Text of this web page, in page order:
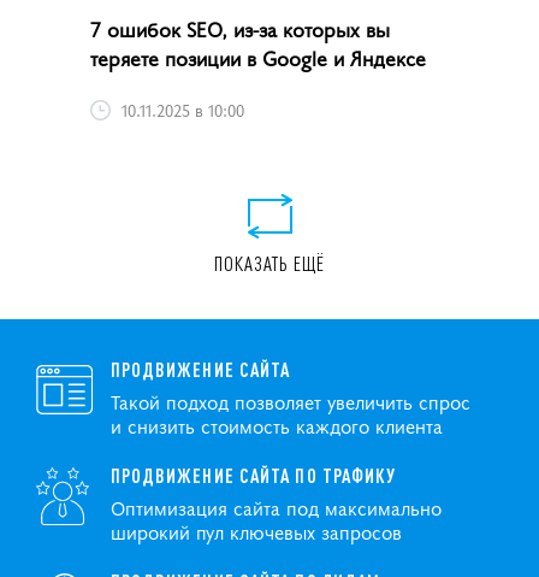
7 ошибок SEO, из-за которых вы
теряете позиции в Google и Яндексе
10.11.2025 в 10:00
ПОКАЗАТЬ ЕЩЁ
ПРОДВИЖЕНИЕ САЙТА
Такой подход позволяет увеличить спрос
и снизить стоимость каждого клиента
ПРОДВИЖЕНИЕ САЙТА ПО ТРАФИКУ
Оптимизация сайта под максимально
широкий пул ключевых запросов